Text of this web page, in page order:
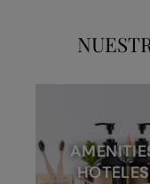
HOTELES